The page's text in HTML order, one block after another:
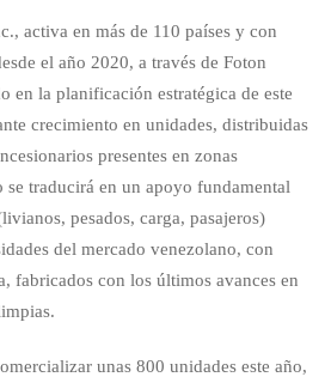
activa en más de 110 países y con
el año 2020, a través de Foton
en la planificación estratégica de este
crecimiento en unidades, distribuidas
presentes en zonas
se traducirá en un apoyo fundamental
pesados, carga, pasajeros)
del mercado venezolano, con
fabricados con los últimos avances en
unas 800 unidades este año,